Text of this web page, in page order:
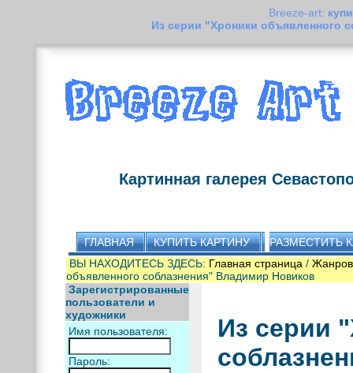
Breeze-art:
Из серии "Хроники объявленного
Картинная галерея
ГЛАВНАЯ КУПИТЬ КАРТИНУ
РАЗМЕСТИТЬ
ВЫ НАХОДИТЕСЬ ЗДЕСЬ: Главная страница /
объявленного соблазнения" Владимир Новиков
Зарегистрированные
пользователи и
художники
Имя пользователя:
Пароль:
Из серии